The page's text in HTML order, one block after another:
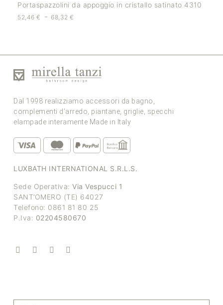
Portaspazzolini da appoggio in cristallo satinato 4310
52,46 € - 68,32€
Dal 1998 realizziamo accessori da bagno,
complementi d’arredo, piantane, griglie, specchi
elampade interamente Made in Italy
LUXBATH INTERNATIONAL S.R.L.S.
Sede Operativa: Via Vespucci 1
SANT’OMERO (TE) 64027
Telefono: 0861 81 80 25
P.Iva: 02204580670